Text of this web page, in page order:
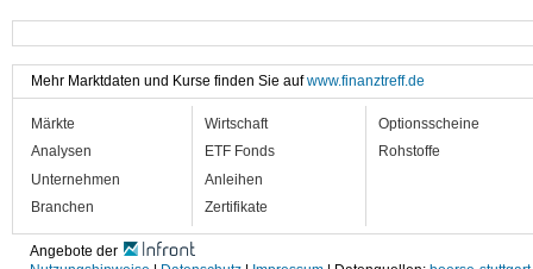
Mehr Marktdaten und Kurse finden Sie aufwww.finanztreff.de
Märkte
Analysen
Unternehmen
Branchen
Wirtschaft
ETF Fonds
Anleihen
Zertifikate
Optionsscheine
Rohstoffe
Angebote der